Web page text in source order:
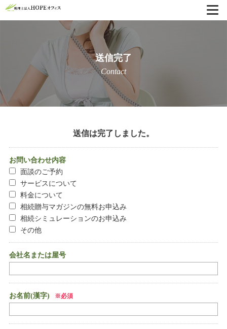
送信完了
Contact
送信は完了しました。
お問い合わせ内容
面談のご予約
サービスについて
料金について
相続贈与マガジンの無料お申込み
相続シミュレーションのお申込み
その他
会社名または屋号
お名前(漢字)